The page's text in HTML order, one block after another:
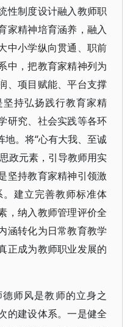
性制度设计融入教师职
家精神培育涵养，融入
中小学纵向贯通、职前
中，把教育家精神列为
、项目赋能、平台支撑
持弘扬践行教育家精
研究、社会实践等各环
。将“心有大我、至诚
政元素，引导教师用实
坚持教育家精神引领激
建立完善教师标准体
，纳入教师管理评价全
涵转化为日常教育教学
正成为教师职业发展的
师风是教师的立身之
的建设体系。一是健全